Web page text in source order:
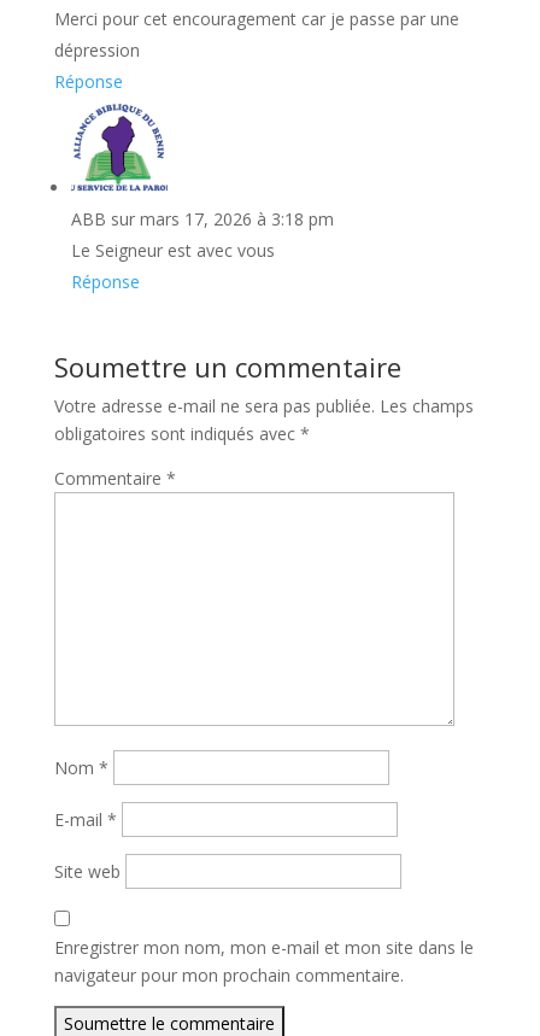
Merci pour cet encouragement car je passe par une
dépression
Réponse
ABB sur mars 17, 2026 à 3:18 pm
Le Seigneur est avec vous
Réponse
Soumettre un commentaire
Votre adresse e-mail ne sera pas publiée. Les champs
obligatoires sont indiqués avec *
Commentaire *
Nom *
E-mail *
Site web
Enregistrer mon nom, mon e-mail et mon site dans le
navigateur pour mon prochain commentaire.
Soumettre le commentaire